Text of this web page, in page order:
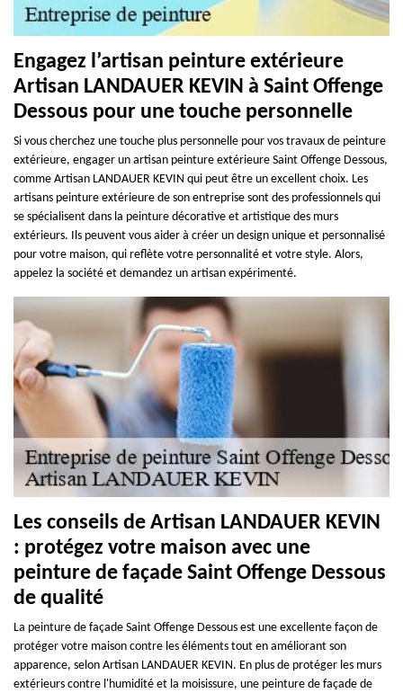
Engagez l’artisan peinture extérieure
Artisan LANDAUER KEVIN à Saint Offenge
Dessous pour une touche personnelle
Si vous cherchez une touche plus personnelle pour vos travaux de peinture
extérieure, engager un artisan peinture extérieure Saint Offenge Dessous,
comme Artisan LANDAUER KEVIN qui peut être un excellent choix. Les
artisans peinture extérieure de son entreprise sont des professionnels qui
se spécialisent dans la peinture décorative et artistique des murs
extérieurs. Ils peuvent vous aider à créer un design unique et personnalisé
pour votre maison, qui reflète votre personnalité et votre style. Alors,
appelez la société et demandez un artisan expérimenté.
Les conseils de Artisan LANDAUER KEVIN
: protégez votre maison avec une
peinture de façade Saint Offenge Dessous
de qualité
La peinture de façade Saint Offenge Dessous est une excellente façon de
protéger votre maison contre les éléments tout en améliorant son
apparence, selon Artisan LANDAUER KEVIN. En plus de protéger les murs
extérieurs contre l'humidité et la moisissure, une peinture de façade de